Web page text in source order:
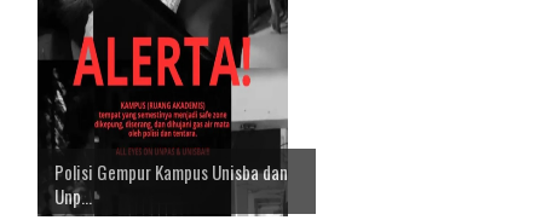
Polisi Gempur Kampus Unisba dan
Unp...